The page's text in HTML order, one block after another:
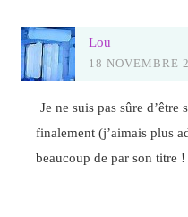
Lou
18 NOVEMBRE
Je ne suis pas sûre d’être
finalement (j’aimais plus
beaucoup de par son titre !